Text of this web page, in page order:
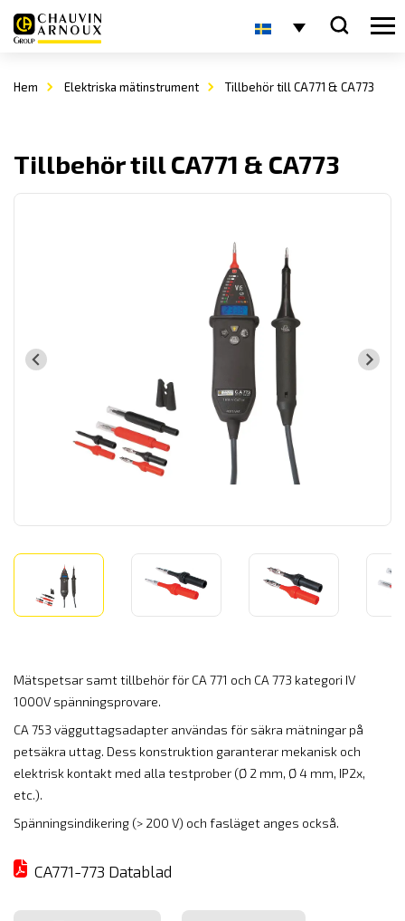
Hem Elektriska mätinstrument Tillbehör till CA771 & CA773
Tillbehör till CA771 & CA773
Mätspetsar samt tillbehör för CA 771 och CA 773 kategori IV
1000V spänningsprovare.
CA 753 vägguttagsadapter användas för säkra mätningar på
petsäkra uttag. Dess konstruktion garanterar mekanisk och
elektrisk kontakt med alla testprober (Ø 2 mm, Ø 4 mm, IP2x,
etc.).
Spänningsindikering (> 200 V) och fasläget anges också.
CA771-773 Datablad